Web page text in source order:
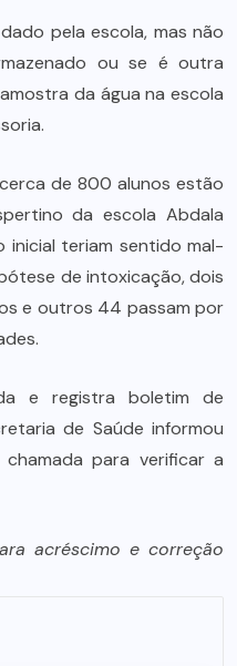
pela escola, mas não
ou se é outra
da água na escola
de 800 alunos estão
da escola Abdala
inicial teriam sentido mal-
de intoxicação, dois
e outros 44 passam por
e registra boletim de
de Saúde informou
para verificar a
acréscimo e correção